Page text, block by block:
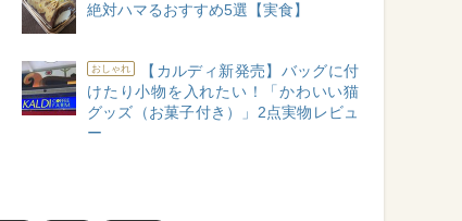
絶対ハマるおすすめ5選【実食】
おしゃれ
【カルディ新発売】バッグに付
けたり小物を入れたい！「かわいい猫
グッズ（お菓子付き）」2点実物レビュ
ー